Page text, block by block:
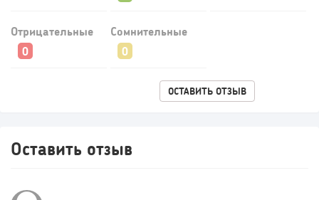
Отрицательные Сомнительные
ОСТАВИТЬ ОТЗЫВ
Оставить отзыв